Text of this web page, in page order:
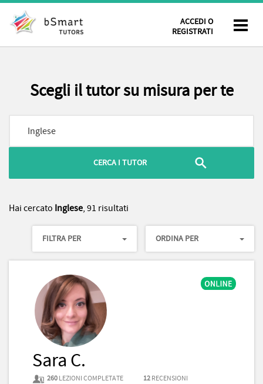
ACCEDI O
REGISTRATI
Scegli il tutor su misura per te
Hai cercato Inglese, 91 risultati
ORDINA PER
FILTRA PER
Sara C.
260 LEZIONI COMPLETATE 12 RECENSIONI